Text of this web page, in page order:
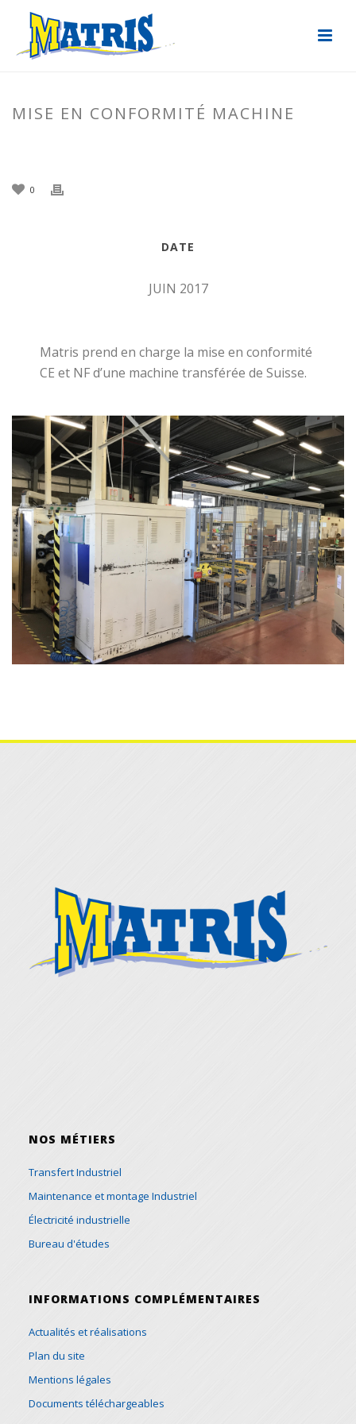
MISE EN CONFORMITÉ MACHINE
0
DATE
JUIN 2017
Matris prend en charge la mise en conformité
CE et NF d’une machine transférée de Suisse.
NOS MÉTIERS
Transfert Industriel
Maintenance et montage Industriel
Électricité industrielle
Bureau d'études
INFORMATIONS COMPLÉMENTAIRES
Actualités et réalisations
Plan du site
Mentions légales
Documents téléchargeables